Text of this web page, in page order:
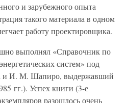
и зарубежного опыта
такого материала в одном
работу проектировщика.
выполнял «Справочник по
систем» под
и И. М. Шапиро, выдержавший
гг.). Успех книги (3-е
разошлось очень